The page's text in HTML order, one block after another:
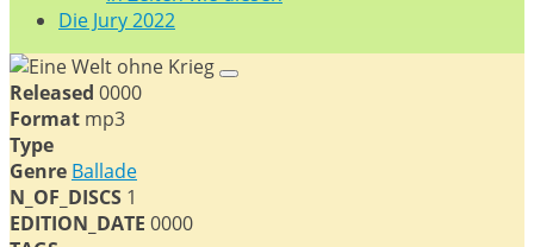
Die Jury 2022
Released 0000
Format mp3
Type
Genre Ballade
N_OF_DISCS 1
EDITION_DATE 0000